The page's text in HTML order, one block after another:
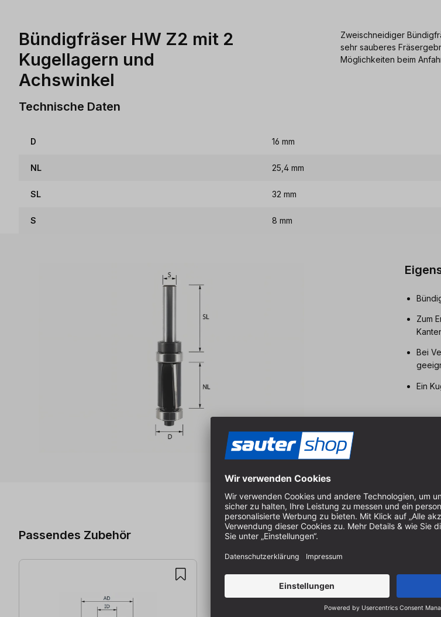
Bündigfräser HW Z2 mit 2
Kugellagern und
Achswinkel
Zweischneidiger
sehr sauberes
Möglichkeiten beim
Technische Daten
D 16 mm
NL 25,4 mm
SL 32 mm
S 8 mm
Zum
Bei
Ein
Passendes Zubehör